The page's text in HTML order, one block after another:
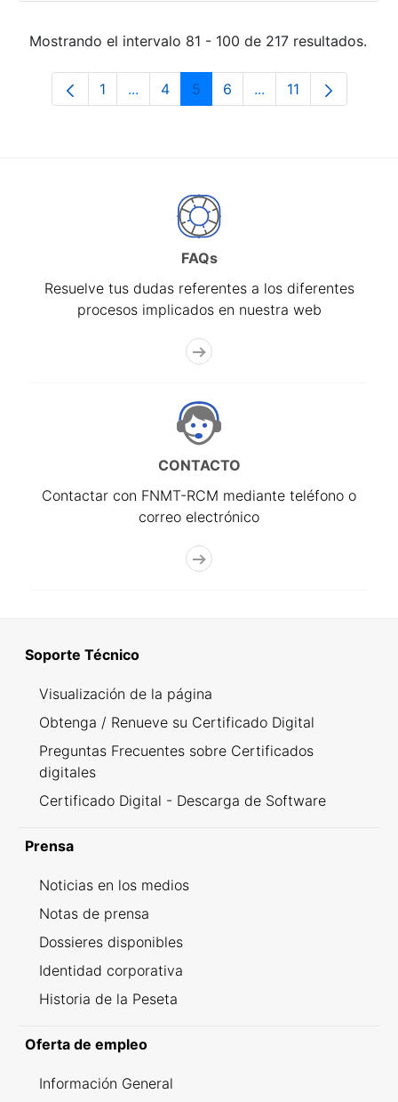
Mostrando el intervalo 81 - 100 de 217 resultados.
Página
1 ...Páginas intermedias Use TAB para
Página
4 Página
5 Página
6 ...PáginasPágina
11
FAQs
Resuelve tus dudas referentes a los diferentes
procesos implicados en nuestra web
CONTACTO
Contactar con FNMT-RCM mediante teléfono o
correo electrónico
Soporte Técnico
Visualización de la página
Obtenga / Renueve su Certificado Digital
Preguntas Frecuentes sobre Certificados
digitales
Certificado Digital - Descarga de Software
Prensa
Noticias en los medios
Notas de prensa
Dossieres disponibles
Identidad corporativa
Historia de la Peseta
Oferta de empleo
Información General